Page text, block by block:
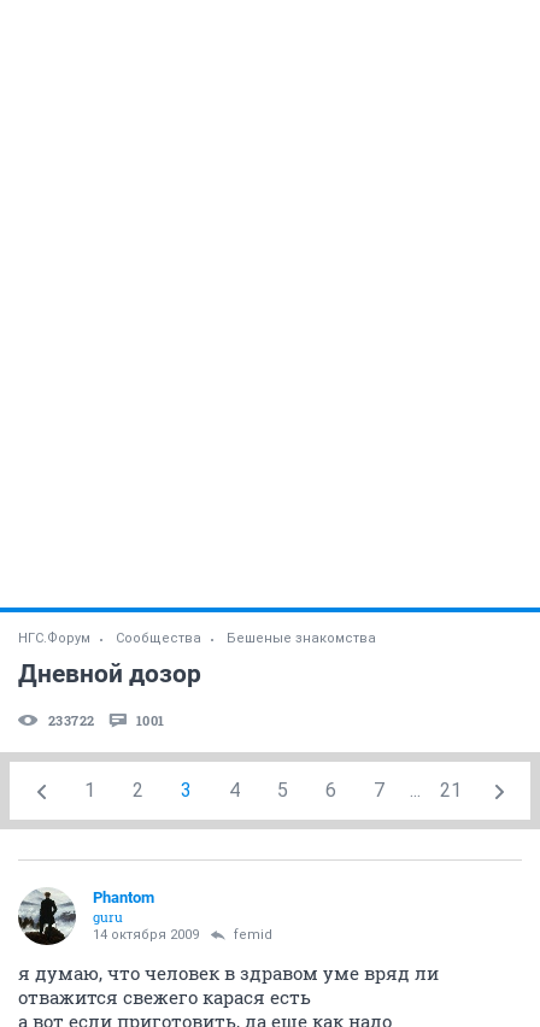
НГС.Форум Сообщества Бешеные знакомства
Дневной дозор
233722 1001
1 2 3 4 5 6 7 ... 21
Phantom
guru
14 октября 2009 femid
я думаю, что человек в здравом уме вряд ли
отважится свежего карася есть
а вот если приготовить, да еще как надо